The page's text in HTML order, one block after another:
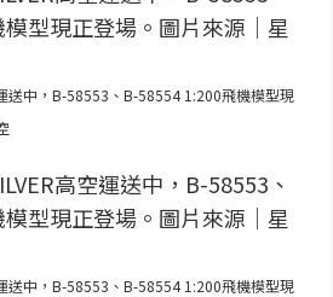
送中，B-58553、B-58554 1:200飛機模型現
送中，B-58553、B-58554 1:200飛機模型現